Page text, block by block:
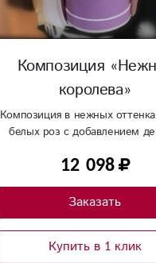
Композиция
королева»
Композиция в нежных
белых роз с добавлением
подобрана по вашим
12 098
Заказать
Купить в 1 клик